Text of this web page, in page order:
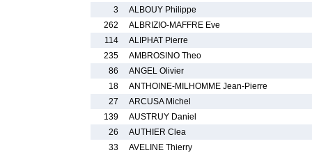
3
ALBOUY Philippe
262
ALBRIZIO-MAFFRE Eve
114
ALIPHAT Pierre
235
AMBROSINO Theo
86
ANGEL Olivier
18
ANTHOINE-MILHOMME Jean-Pierre
27
ARCUSA Michel
139
AUSTRUY Daniel
26
AUTHIER Clea
33
AVELINE Thierry